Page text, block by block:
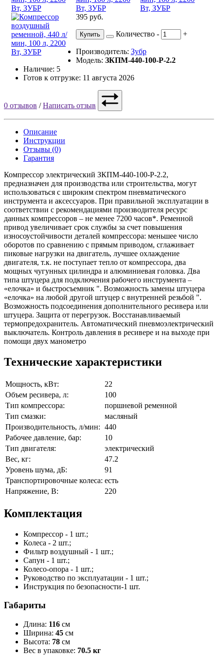
395 руб.
Купить Количество - +
Производитель: Зубр
Модель: ЗКПМ-440-100-Р-2.2
Наличие: 5
Готов к отгрузке: 11 августа 2026
0 отзывов /Написать отзыв
Описание
Инструкции
Отзывы (0)
Гарантия
Компрессор электрический ЗКПМ-440-100-Р-2.2,
предназначен для производства или строительства, могут
использоваться с широким спектром пневматического
инструмента и аксессуаров. При правильной эксплуатации в
соответствии с рекомендациями производителя ресурс
данных компрессоров – не менее 7200 часов*. Ременной
привод увеличивает срок службы за счет повышения
износоустойчивости деталей компрессора: меньшее число
оборотов по сравнению с прямым приводом, сглаживает
пиковые нагрузки на двигатель, лучшее охлаждение
двигателя, т.к. не поступает тепло от компрессора, два
мощных чугунных цилиндра и алюминиевая головка. Два
типа штуцера для подключения рабочего инструмента –
«елочка» и быстросъемник ". Возможность замены штуцера
«елочка» на любой другой штуцер с внутренней резьбой ".
Возможность подсоединения дополнительного ресивера или
штуцера. Защита от перегрузок. Восстанавливаемый
термопредохранитель. Автоматический пневмоэлектрический
выключатель. Контроль давления в ресивере и на выходе при
помощи двух манометро
Технические характеристики
Мощность, кВт:
22
Объем ресивера, л:
100
Тип компрессора:
поршневой ременной
Тип смазки:
масляный
Производительность, л/мин: 440
Рабочее давление, бар:
10
Тип двигателя:
электрический
Вес, кг:
47.2
Уровень шума, дБ:
91
Транспортировочные колеса: есть
Напряжение, В:
220
Комплектация
Компрессор - 1 шт.;
Колеса - 2 шт.;
Фильтр воздушный - 1 шт.;
Сапун - 1 шт.;
Колесо-опора - 1 шт.;
Руководство по эксплуатации - 1 шт.;
Инструкция по безопасности-1 шт.
Габариты
Длина: 116 см
Ширина: 45 см
Высота: 78 см
Вес в упаковке: 70.5 кг